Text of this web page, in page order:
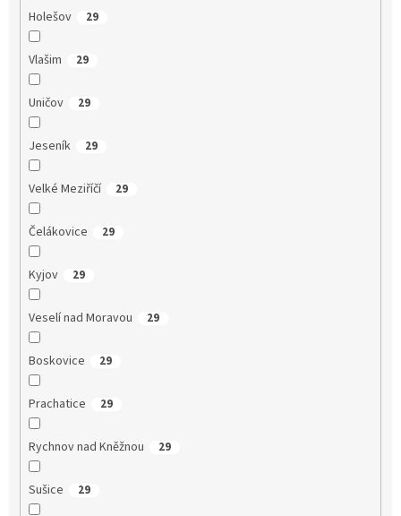
Holešov 29
Vlašim 29
Uničov 29
Jeseník 29
Velké Meziříčí 29
Čelákovice 29
Kyjov 29
Veselí nad Moravou 29
Boskovice 29
Prachatice 29
Rychnov nad Kněžnou 29
Sušice 29